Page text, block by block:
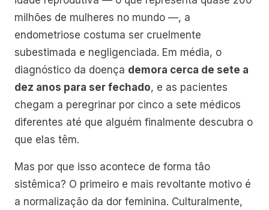
milhões de mulheres no mundo —, a
endometriose costuma ser cruelmente
subestimada e negligenciada. Em média, o
diagnóstico da doença demora cerca de sete a
dez anos para ser fechado, e as pacientes
chegam a peregrinar por cinco a sete médicos
diferentes até que alguém finalmente descubra o
que elas têm.
Mas por que isso acontece de forma tão
sistêmica? O primeiro e mais revoltante motivo é
a normalização da dor feminina. Culturalmente,